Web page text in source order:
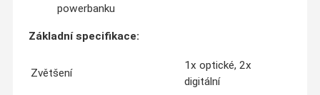
powerbanku
Základní specifikace:
Zvětšení
1x optické, 2x
digitální